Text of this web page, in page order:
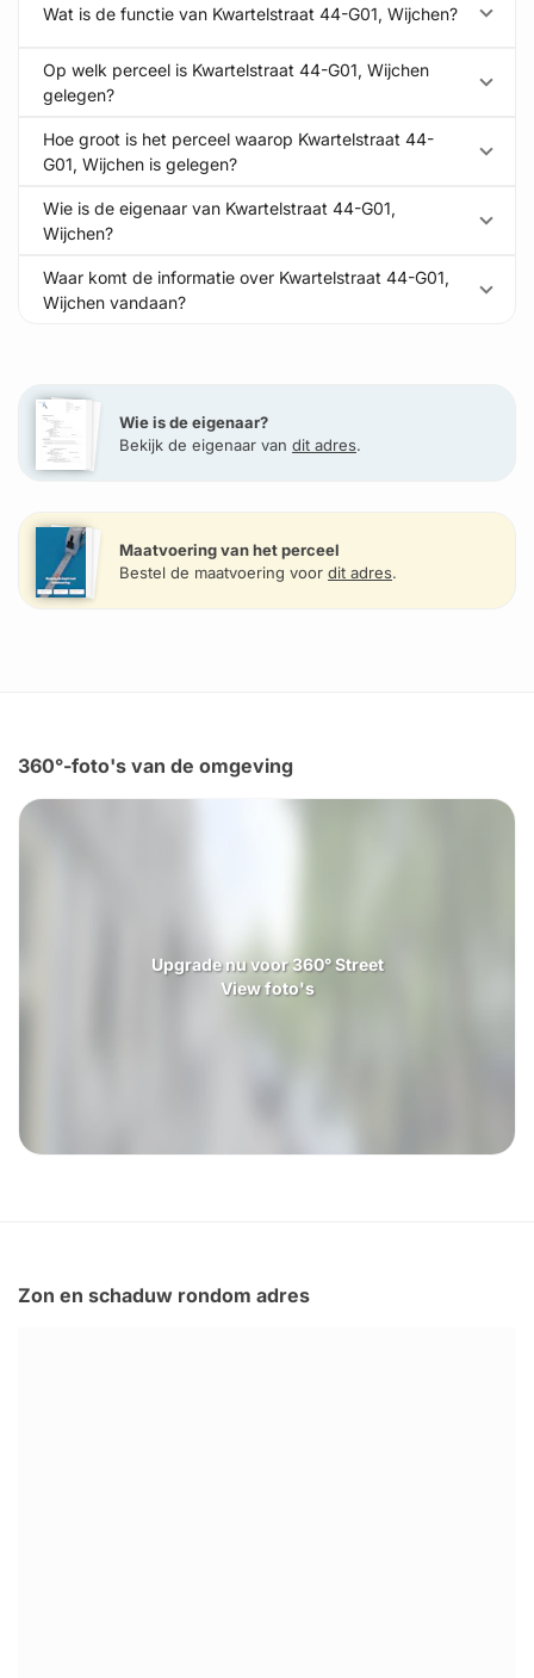
Wat is de functie van Kwartelstraat 44-G01, Wijchen?
Op welk perceel is Kwartelstraat 44-G01, Wijchen
gelegen?
Hoe groot is het perceel waarop Kwartelstraat 44-
G01, Wijchen is gelegen?
Wie is de eigenaar van Kwartelstraat 44-G01,
Wijchen?
Waar komt de informatie over Kwartelstraat 44-G01,
Wijchen vandaan?
Wie is de eigenaar?
Bekijk de eigenaar van dit adres.
Maatvoering van het perceel
Bestel de maatvoering voor dit adres.
360°-foto's van de omgeving
Upgrade nu voor 360° Street
View foto's
Zon en schaduw rondom adres